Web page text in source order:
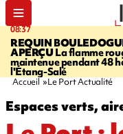
08:37
REQUIN
APERÇU La flamme
maintenue pendant 48
l'Étang-Salé
Accueil Le Port Actualité
Espaces verts,